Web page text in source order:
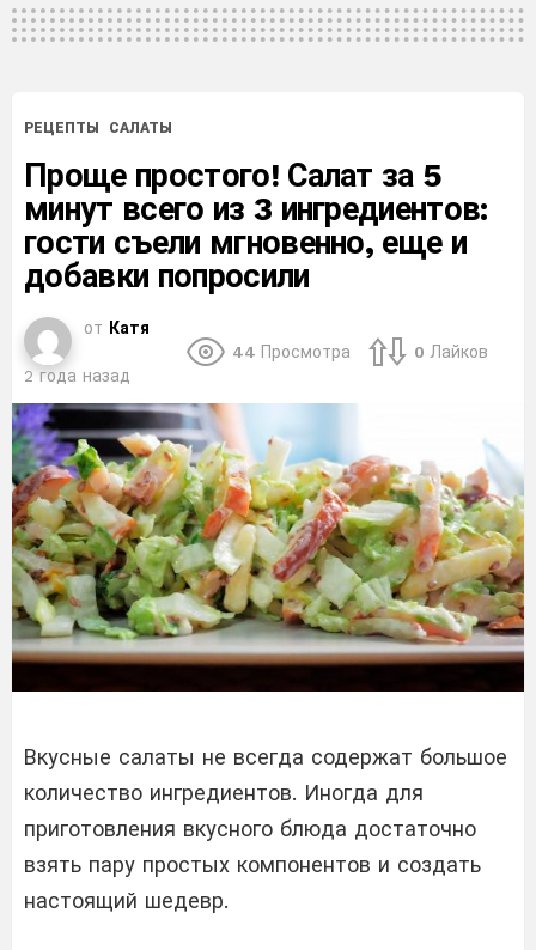
РЕЦЕПТЫ САЛАТЫ
Проще простого! Салат за 5
минут всего из 3 ингредиентов:
гости съели мгновенно, еще и
добавки попросили
от Катя
2 года назад
44 Просмотра 0 Лайков
Вкусные салаты не всегда содержат большое
количество ингредиентов. Иногда для
приготовления вкусного блюда достаточно
взять пару простых компонентов и создать
настоящий шедевр.